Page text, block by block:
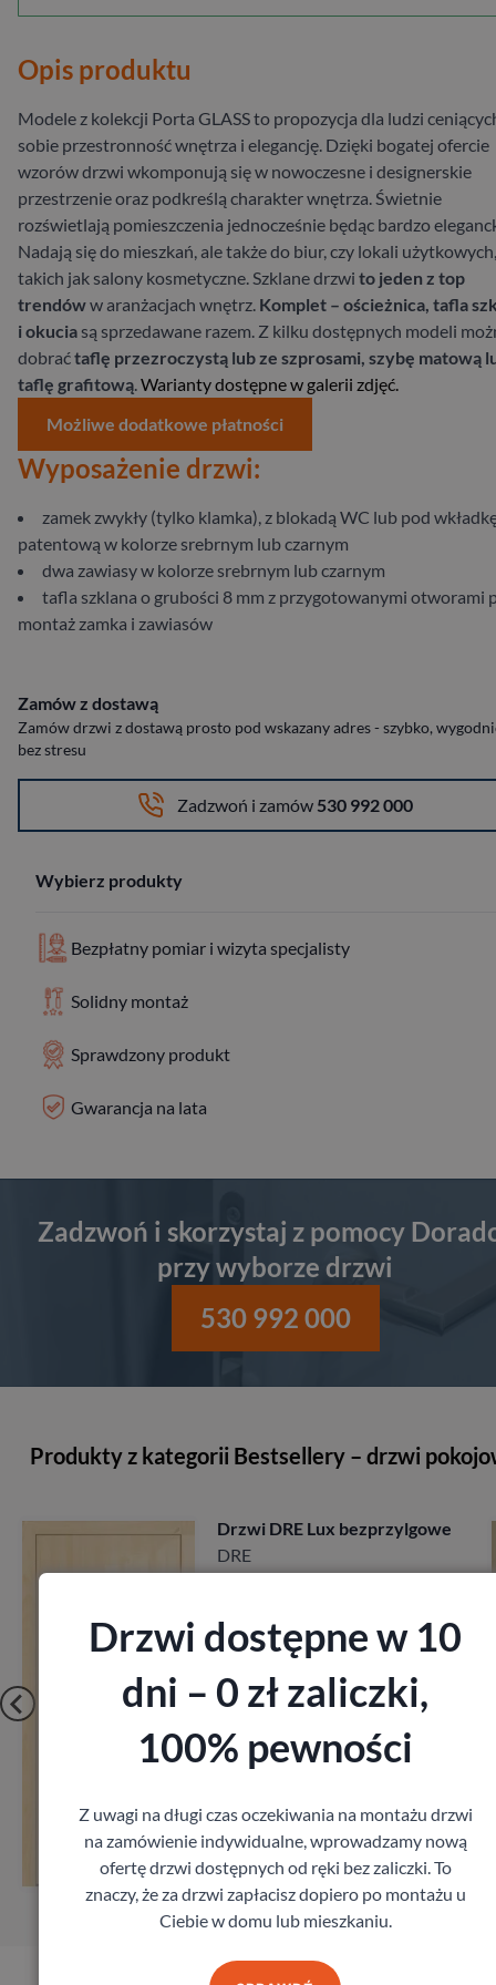
Opis produktu
Modele z kolekcji Porta GLASS to propozycja dla ludzi
sobie przestronność wnętrza i elegancję. Dzięki bogatej ofercie
wzorów drzwi wkomponują się w nowoczesne i designerskie
przestrzenie oraz podkreślą charakter wnętrza. Świetnie
rozświetlają pomieszczenia jednocześnie będąc bardzo
Nadają się do mieszkań, ale także do biur, czy lokali użytkowych,
takich jak salony kosmetyczne. Szklane drzwi to jeden z top
trendóww aranżacjach wnętrz. Komplet – ościeżnica, tafla
i okucia są sprzedawane razem. Z kilku dostępnych modeli
dobraćtaflę przezroczystą lub ze szprosami, szybę matową
taflę grafitową Warianty dostępne w galerii zdjęć.
Możliwe dodatkowe płatności
Wyposażenie drzwi:
zamek zwykły (tylko klamka), z blokadą WC lub pod
patentową w kolorze srebrnym lub czarnym
dwa zawiasy w kolorze srebrnym lub czarnym
tafla szklana o grubości 8 mm z przygotowanymi otworami
montaż zamka i zawiasów
Zamów z dostawą
Zamów drzwi z dostawą prosto pod wskazany adres - szybko,
bez stresu
Zadzwoń i zamów 530 992 000
Wybierz produkty
Bezpłatny pomiar i wizyta specjalisty
Solidny montaż
Sprawdzony produkt
Gwarancja na lata
Zadzwoń i skorzystaj z pomocy
przy wyborze drzwi
530 992 000
Produkty z kategorii Bestsellery – drzwi
Drzwi Porta Villadora
Zobacz
Zamów pomiar
Drzwi dostępne w 10
dni – 0 zł zaliczki,
100% pewności
Z uwagi na długi czas oczekiwania na montażu drzwi
na zamówienie indywidualne, wprowadzamy nową
ofertę drzwi dostępnych od ręki bez zaliczki. To
znaczy, że za drzwi zapłacisz dopiero po montażu u
Ciebie w domu lub mieszkaniu.